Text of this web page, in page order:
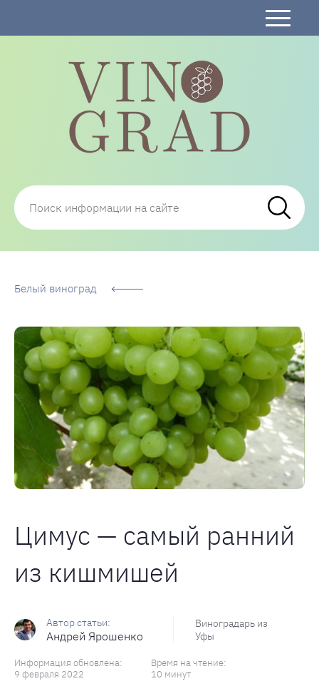
Сорта Винограда: описание, фото, отзывы,
технологии посадки и ухода
Белый виноград
Цимус — самый ранний
из кишмишей
Андрей Ярошенко
Виноградарь из
Уфы
Информация обновлена:
9 февраля 2022
Время на чтение:
10 минут